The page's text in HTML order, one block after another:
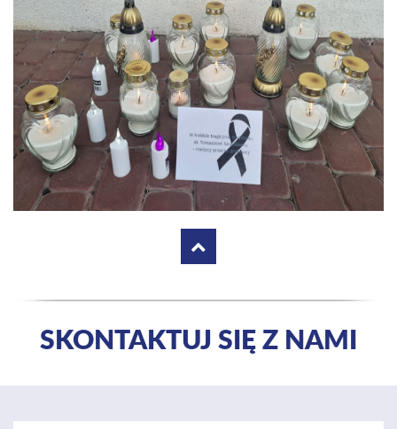
SKONTAKTUJ SIĘ Z NAMI